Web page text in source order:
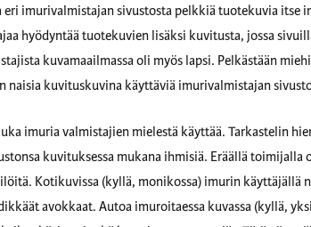
eri imurivalmistajan sivustosta pelkkiä tuotekuvia itse
hyödyntää tuotekuvien lisäksi kuvitusta, jossa
kuvamaailmassa oli myös lapsi. Pelkästään
naisia kuvituskuvina käyttäviä imurivalmistajan
imuria valmistajien mielestä käyttää. Tarkastelin
kuvituksessa mukana ihmisiä. Eräällä
Kotikuvissa (kyllä, monikossa) imurin
avokkaat. Autoa imuroitaessa kuvassa (kyllä,